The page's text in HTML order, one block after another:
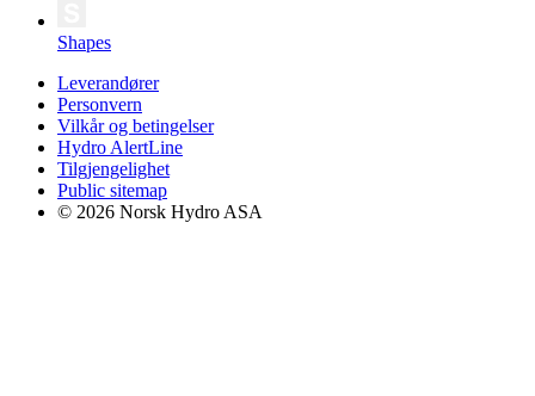
Shapes
Leverandører
Personvern
Vilkår og betingelser
Hydro AlertLine
Tilgjengelighet
Public sitemap
© 2026 Norsk Hydro ASA